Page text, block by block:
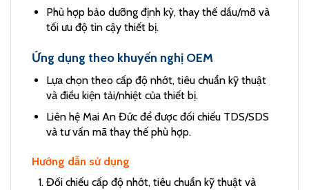
Phù hợp bảo dưỡng định kỳ, thay thế dầu/mỡ và
tối ưu độ tin cậy thiết bị.
Ứng dụng theo khuyến nghị OEM
Lựa chọn theo cấp độ nhớt, tiêu chuẩn kỹ thuật
và điều kiện tải/nhiệt của thiết bị.
Liên hệ Mai An Đức để được đối chiếu TDS/SDS
và tư vấn mã thay thế phù hợp.
Hướng dẫn sử dụng
Đối chiếu cấp độ nhớt, tiêu chuẩn kỹ thuật và